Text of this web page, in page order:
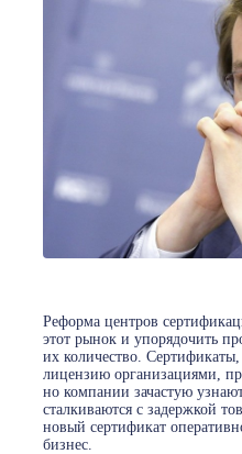
Реформа центров
этот рынок и упорядочить
их количество.
лицензию организациями,
но компании зачастую
сталкиваются с задержкой
новый сертификат
бизнес.